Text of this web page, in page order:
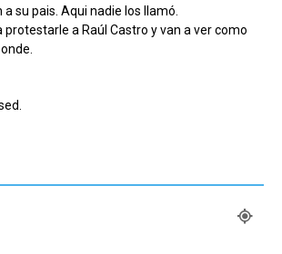
a su pais. Aqui nadie los llamó.
protestarle a Raúl Castro y van a ver como